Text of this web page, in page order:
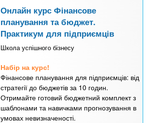
Онлайн курс Фінансове
планування та бюджет.
Практикум для підприємців
Школа успішного бізнесу
Набір на курс!
Фінансове планування для підприємців: від
стратегії до бюджетів за 10 годин.
Отримайте готовий бюджетний комплект з
шаблонами та навичками прогнозування в
умовах невизначеності.